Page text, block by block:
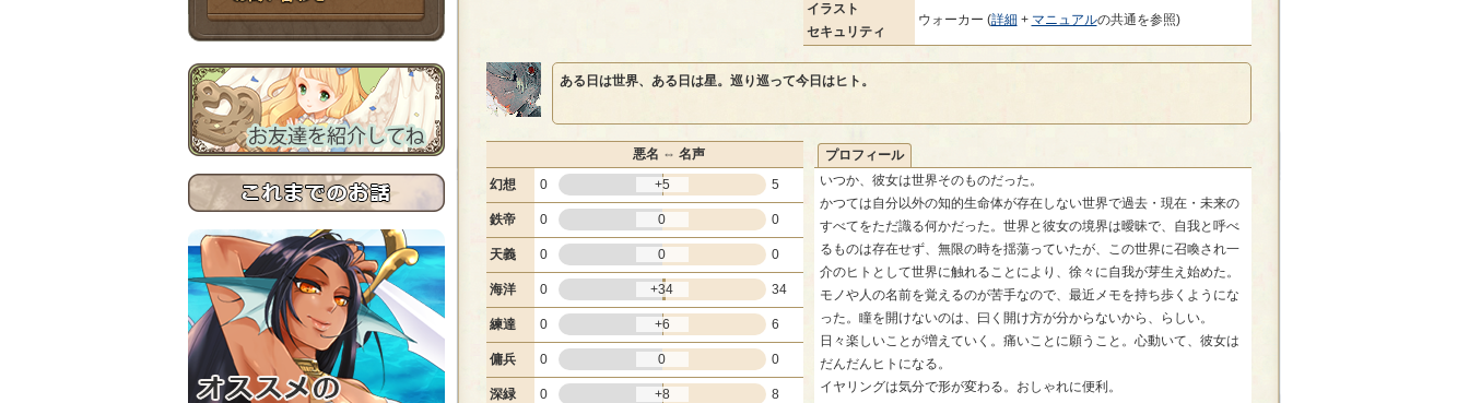
お問い合わせ
イラスト
セキュリティ
ウォーカー (詳細 + マニュアルの共通を参照)
ある日は世界、ある日は星。巡り巡って今日はヒト。
悪名 ⇔ 名声
幻想
0 +5 5
鉄帝 0 0 0
天義 0 0 0
海洋 0 +34 34
練達 0 +6 6
傭兵 0 0 0
深緑 0 +8 8
プロフィール
いつか、彼女は世界そのものだった。
かつては自分以外の知的生命体が存在しない世界で過去・現在・未来の
すべてをただ識る何かだった。世界と彼女の境界は曖昧で、自我と呼べ
るものは存在せず、無限の時を揺蕩っていたが、この世界に召喚され一
介のヒトとして世界に触れることにより、徐々に自我が芽生え始めた。
モノや人の名前を覚えるのが苦手なので、最近メモを持ち歩くようにな
った。瞳を開けないのは、曰く開け方が分からないから、らしい。
日々楽しいことが増えていく。痛いことに願うこと。心動いて、彼女は
だんだんヒトになる。
イヤリングは気分で形が変わる。おしゃれに便利。